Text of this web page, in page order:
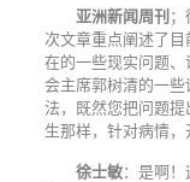
亚洲新闻周刊；
次文章重点阐述了
在的一些现实问题
会主席郭树清的一
法，既然您把问题
生那样，针对病情，
徐士敏：是啊！